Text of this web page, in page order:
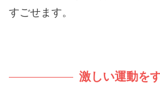
すごせます。
激しい運動を